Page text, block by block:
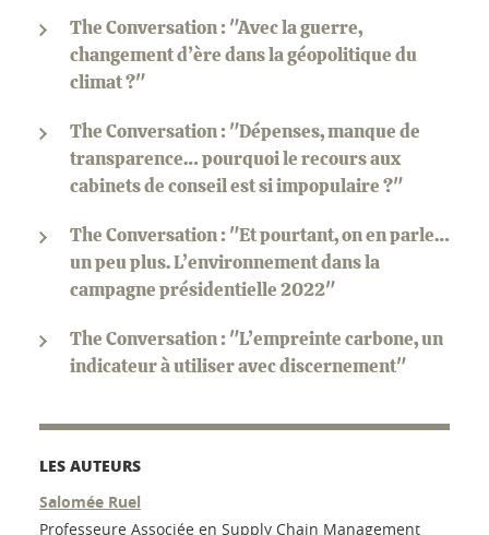
The Conversation : "Avec la guerre,
changement d’ère dans la géopolitique du
climat ?"
The Conversation : "Dépenses, manque de
transparence… pourquoi le recours aux
cabinets de conseil est si impopulaire ?"
The Conversation : "Et pourtant, on en parle…
un peu plus. L’environnement dans la
campagne présidentielle 2022"
The Conversation : "L’empreinte carbone, un
indicateur à utiliser avec discernement"
LES AUTEURS
Salomée Ruel
Professeure Associée en Supply Chain Management